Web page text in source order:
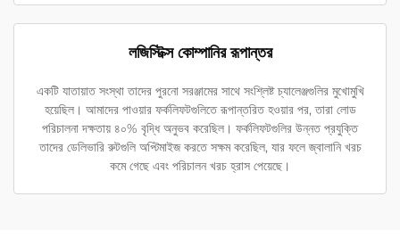
লজিস্টিক্স কোম্পানির রূপান্তর
একটি যাতায়াত সংস্থা তাদের পুরনো সরঞ্জামের সাথে সংশ্লিষ্ট চ্যালেঞ্জগুলির মুখোমুখি
হয়েছিল। আমাদের পাওয়ার ফর্কলিফটগুলিতে রূপান্তরিত হওয়ার পর, তারা লোড
পরিচালনা দক্ষতায় ৪০% বৃদ্ধি অনুভব করেছিল। ফর্কলিফটগুলির উন্নত প্রযুক্তি
তাদের ডেলিভারি রুটগুলি অপ্টিমাইজ করতে সক্ষম করেছিল, যার ফলে জ্বালানি খরচ
কমে গেছে এবং পরিচালন খরচ হ্রাস পেয়েছে।